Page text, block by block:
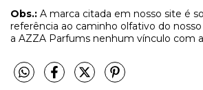
Obs.: A marca citada em nosso site é
referência ao caminho olfativo do
a AZZA Parfums nenhum vínculo com